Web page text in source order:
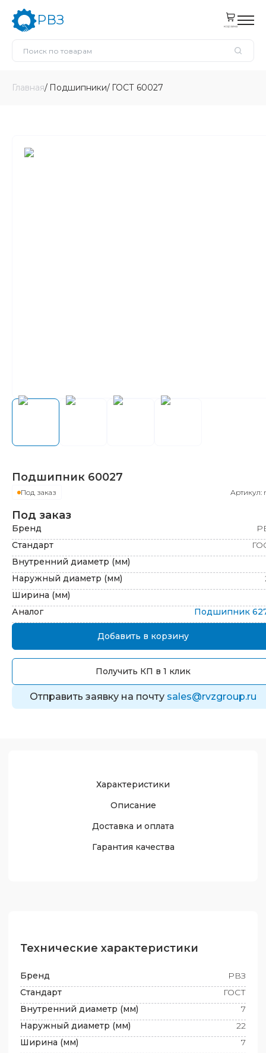
РВЗ корзина
Главная Подшипники ГОСТ 60027
Подшипник 60027
Под заказ Артикул:
Под заказ
Бренд
Стандарт
Внутренний диаметр (мм)
Наружный диаметр (мм)
Ширина (мм)
Аналог
Подшипник
Добавить в корзину
Получить КП в 1 клик
Отправить заявку на почту sales@rvzgroup.ru
Характеристики
Описание
Доставка и оплата
Гарантия качества
Технические характеристики
Бренд
РВЗ
Стандарт
ГОСТ
Внутренний диаметр (мм)
7
Наружный диаметр (мм)
22
Ширина (мм)
7